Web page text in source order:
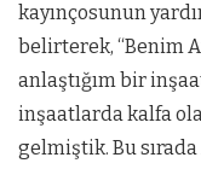
kayınçosunun
belirterek, “Benim
anlaştığım bir
inşaatlarda kalfa
gelmiştik. Bu